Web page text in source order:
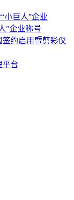
小巨人”企业
”企业称号
约启用暨剪彩仪
平台